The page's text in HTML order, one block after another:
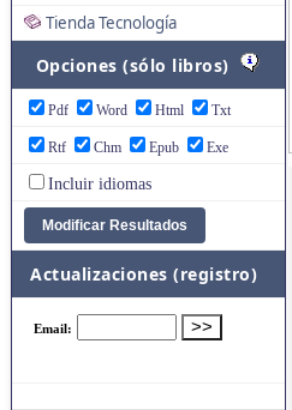
Tienda Tecnología
Opciones (sólo libros)
Pdf Word Html Txt
Rtf Chm Epub Exe
Incluir idiomas
Actualizaciones (registro)